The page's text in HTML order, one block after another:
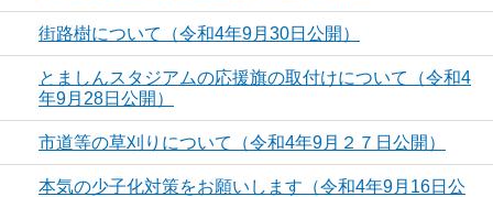
街路樹について（令和4年9月30日公開）
とましんスタジアムの応援旗の取付けについて（令和4
年9月28日公開）
市道等の草刈りについて（令和4年9月２７日公開）
本気の少子化対策をお願いします（令和4年9月16日公